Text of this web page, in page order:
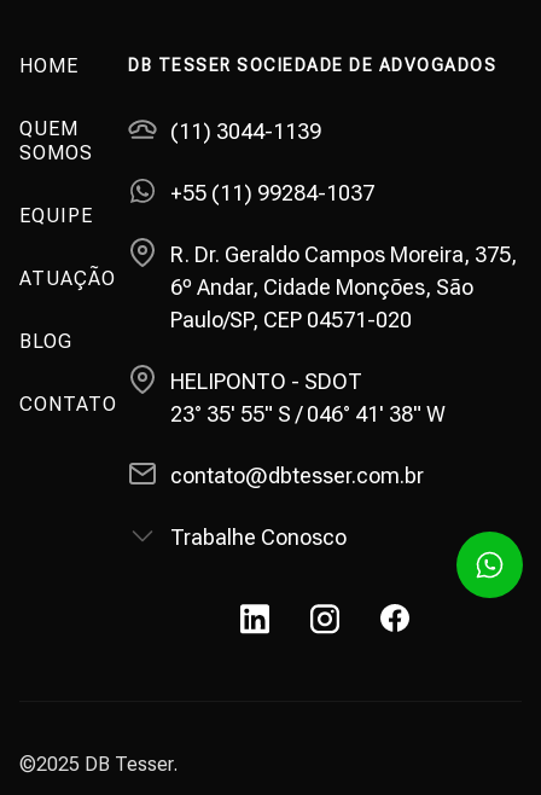
HOME
QUEM
SOMOS
EQUIPE
ATUAÇÃO
BLOG
CONTATO
DB TESSER SOCIEDADE DE ADVOGADOS
(11) 3044-1139
+55 (11) 99284-1037
R. Dr. Geraldo Campos Moreira, 375,
6º Andar, Cidade Monções, São
Paulo/SP, CEP 04571-020
HELIPONTO - SDOT
23° 35' 55" S / 046° 41' 38" W
contato@dbtesser.com.br
Trabalhe Conosco
©2025 DB Tesser.